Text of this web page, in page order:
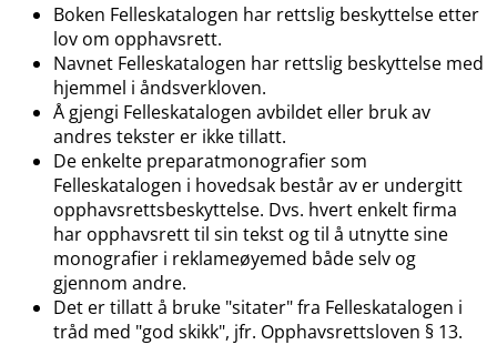
Boken Felleskatalogen har rettslig beskyttelse etter
lov om opphavsrett.
Navnet Felleskatalogen har rettslig beskyttelse med
hjemmel i åndsverkloven.
Å gjengi Felleskatalogen avbildet eller bruk av
andres tekster er ikke tillatt.
De enkelte preparatmonografier som
Felleskatalogen i hovedsak består av er undergitt
opphavsrettsbeskyttelse. Dvs. hvert enkelt firma
har opphavsrett til sin tekst og til å utnytte sine
monografier i reklameøyemed både selv og
gjennom andre.
Det er tillatt å bruke "sitater" fra Felleskatalogen i
tråd med "god skikk", jfr. Opphavsrettsloven § 13.